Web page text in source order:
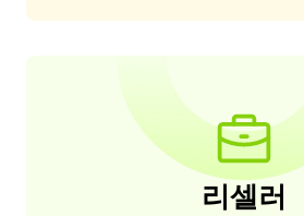
리셀러